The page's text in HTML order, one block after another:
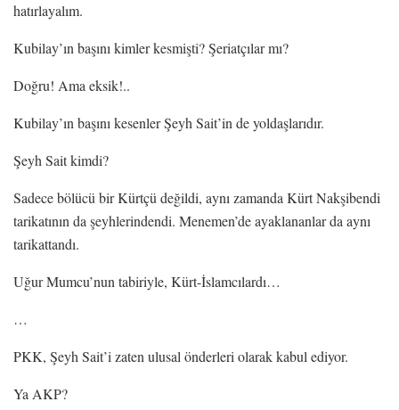
hatırlayalım.
Kubilay’ın başını kimler kesmişti? Şeriatçılar mı?
Doğru! Ama eksik!..
Kubilay’ın başını kesenler Şeyh Sait’in de yoldaşlarıdır.
Şeyh Sait kimdi?
Sadece bölücü bir Kürtçü değildi, aynı zamanda Kürt Nakşibendi
tarikatının da şeyhlerindendi. Menemen’de ayaklananlar da aynı
tarikattandı.
Uğur Mumcu’nun tabiriyle, Kürt-İslamcılardı…
…
PKK, Şeyh Sait’i zaten ulusal önderleri olarak kabul ediyor.
Ya AKP?